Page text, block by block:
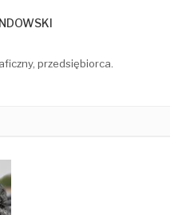
przedsiębiorca.